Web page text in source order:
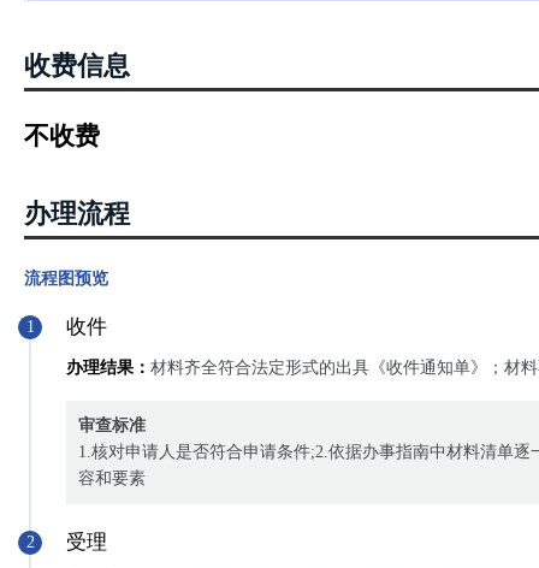
收费信息
不收费
办理流程
流程图预览
1 收件
办理结果： 材料齐全符合法定形式的出具《收件通知单》；材
审查标准
1.核对申请人是否符合申请条件;2.依据办事指南中材料清单
容和要素
2 受理